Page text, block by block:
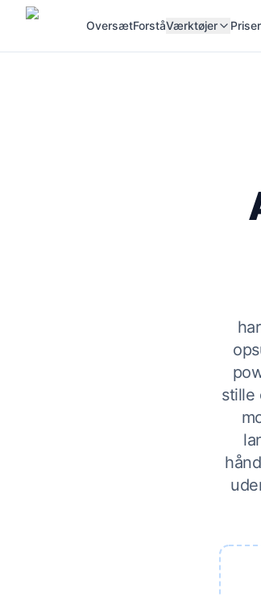
OversætForståVærktøjer Priser
stille